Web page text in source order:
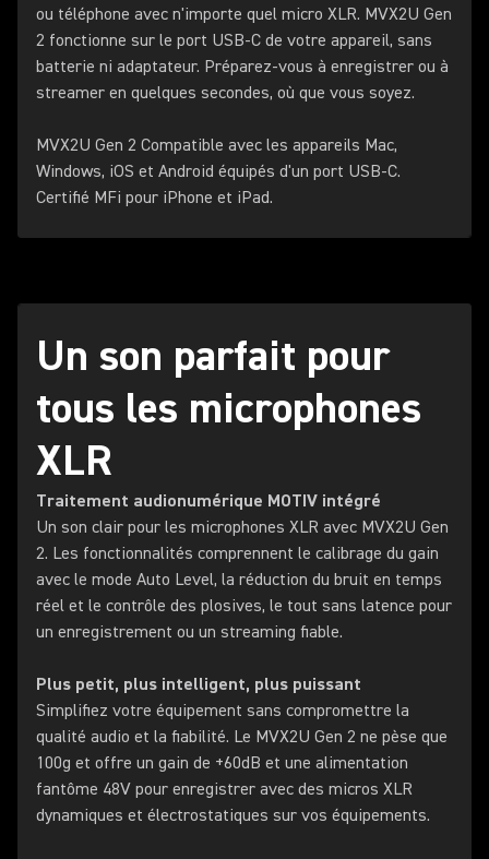
ou téléphone avec n'importe quel micro XLR. MVX2U Gen
2 fonctionne sur le port USB-C de votre appareil, sans
batterie ni adaptateur. Préparez-vous à enregistrer ou à
streamer en quelques secondes, où que vous soyez.
MVX2U Gen 2 Compatible avec les appareils Mac,
Windows, iOS et Android équipés d'un port USB-C.
Certifié MFi pour iPhone et iPad.
Un son parfait pour
tous les microphones
XLR
Traitement audionumérique MOTIV intégré
Un son clair pour les microphones XLR avec MVX2U Gen
2. Les fonctionnalités comprennent le calibrage du gain
avec le mode Auto Level, la réduction du bruit en temps
réel et le contrôle des plosives, le tout sans latence pour
un enregistrement ou un streaming fiable.
Plus petit, plus intelligent, plus puissant
Simplifiez votre équipement sans compromettre la
qualité audio et la fiabilité. Le MVX2U Gen 2 ne pèse que
100g et offre un gain de +60dB et une alimentation
fantôme 48V pour enregistrer avec des micros XLR
dynamiques et électrostatiques sur vos équipements.